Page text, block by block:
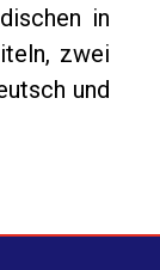
in
zwei
und